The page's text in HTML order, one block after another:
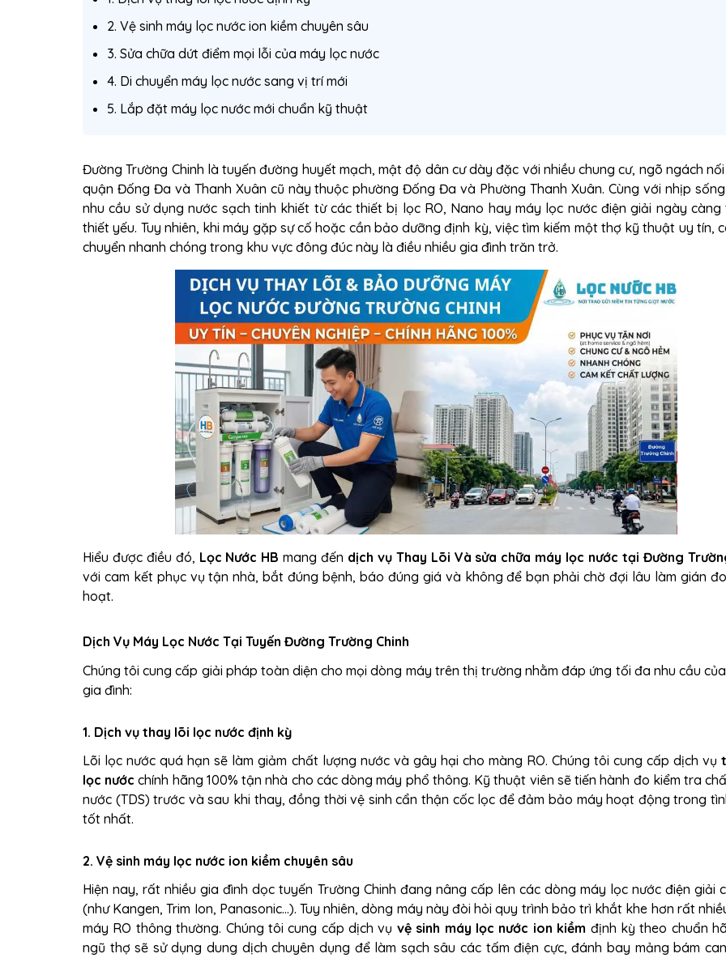
2. Vệ sinh máy lọc nước ion kiềm chuyên sâu
3. Sửa chữa dứt điểm mọi lỗi của máy lọc nước
4. Di chuyển máy lọc nước sang vị trí mới
5. Lắp đặt máy lọc nước mới chuẩn kỹ thuật
Đường Trường Chinh là tuyến đường huyết mạch, mật độ dân cư dày đặc với nhiều chung cư, ngõ ngách
quận Đống Đa và Thanh Xuân cũ này thuộc phường Đống Đa và Phường Thanh Xuân. Cùng với nhịp
nhu cầu sử dụng nước sạch tinh khiết từ các thiết bị lọc RO, Nano hay máy lọc nước điện giải ngày càng
thiết yếu. Tuy nhiên, khi máy gặp sự cố hoặc cần bảo dưỡng định kỳ, việc tìm kiếm một thợ kỹ thuật uy tín,
chuyển nhanh chóng trong khu vực đông đúc này là điều nhiều gia đình trăn trở.
Hiểu được điều đó, Lọc Nước HB mang đến dịch vụ Thay Lõi Và sửa chữa máy lọc nước tại Đường
với cam kết phục vụ tận nhà, bắt đúng bệnh, báo đúng giá và không để bạn phải chờ đợi lâu làm gián
hoạt.
Dịch Vụ Máy Lọc Nước Tại Tuyến Đường Trường Chinh
Chúng tôi cung cấp giải pháp toàn diện cho mọi dòng máy trên thị trường nhằm đáp ứng tối đa nhu cầu
gia đình:
1. Dịch vụ thay lõi lọc nước định kỳ
Lõi lọc nước quá hạn sẽ làm giảm chất lượng nước và gây hại cho màng RO. Chúng tôi cung cấp dịch vụ
lọc nước chính hãng 100% tận nhà cho các dòng máy phổ thông. Kỹ thuật viên sẽ tiến hành đo kiểm tra
nước (TDS) trước và sau khi thay, đồng thời vệ sinh cẩn thận cốc lọc để đảm bảo máy hoạt động trong
tốt nhất.
2. Vệ sinh máy lọc nước ion kiềm chuyên sâu
Hiện nay, rất nhiều gia đình dọc tuyến Trường Chinh đang nâng cấp lên các dòng máy lọc nước điện giải
(như Kangen, Trim Ion, Panasonic...). Tuy nhiên, dòng máy này đòi hỏi quy trình bảo trì khắt khe hơn rất
máy RO thông thường. Chúng tôi cung cấp dịch vụ vệ sinh máy lọc nước ion kiềm định kỳ theo chuẩn
ngũ thợ sẽ sử dụng dung dịch chuyên dụng để làm sạch sâu các tấm điện cực, đánh bay mảng bám